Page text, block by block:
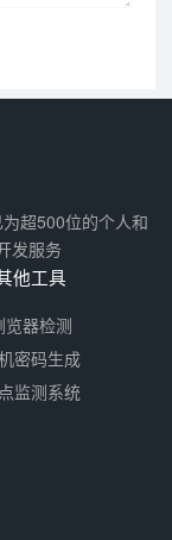
超500位的个人和
发服务
他工具
览器检测
密码生成
监测系统